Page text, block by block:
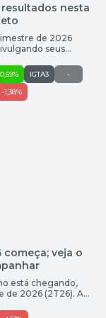
nesta
de 2026
seus
(IGTI11), Axia
(SMFT3). A
uma receita
0,69% IGTA3
-
-1,38%
veja o
está chegando,
de 2026 (2T26). A
com